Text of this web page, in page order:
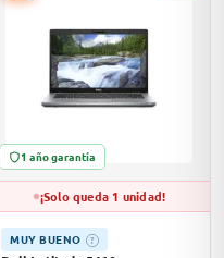
1 año garantía
¡Solo queda 1 unidad!
MUY BUENO ?